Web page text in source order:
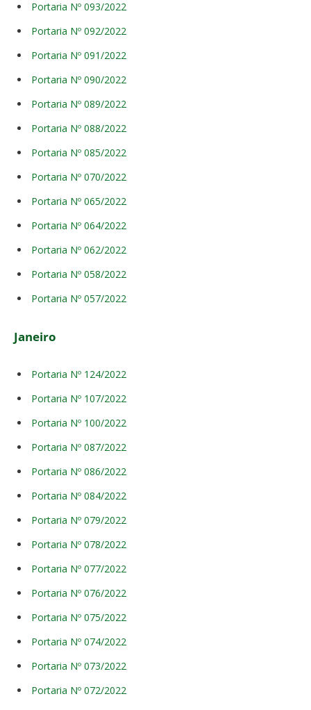
Portaria Nº 093/2022
Portaria Nº 092/2022
Portaria Nº 091/2022
Portaria Nº 090/2022
Portaria Nº 089/2022
Portaria Nº 088/2022
Portaria Nº 085/2022
Portaria Nº 070/2022
Portaria Nº 065/2022
Portaria Nº 064/2022
Portaria Nº 062/2022
Portaria Nº 058/2022
Portaria Nº 057/2022
Janeiro
Portaria Nº 124/2022
Portaria Nº 107/2022
Portaria Nº 100/2022
Portaria Nº 087/2022
Portaria Nº 086/2022
Portaria Nº 084/2022
Portaria Nº 079/2022
Portaria Nº 078/2022
Portaria Nº 077/2022
Portaria Nº 076/2022
Portaria Nº 075/2022
Portaria Nº 074/2022
Portaria Nº 073/2022
Portaria Nº 072/2022